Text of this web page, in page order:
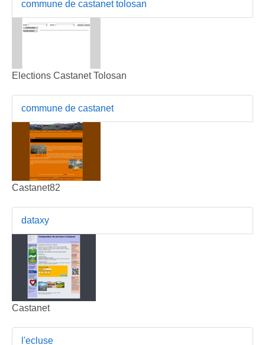
commune de castanet tolosan
Elections Castanet Tolosan
commune de castanet
Castanet82
dataxy
Castanet
l'ecluse